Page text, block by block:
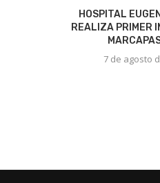
HOSPITAL
REALIZA PRIMER
7 de agosto